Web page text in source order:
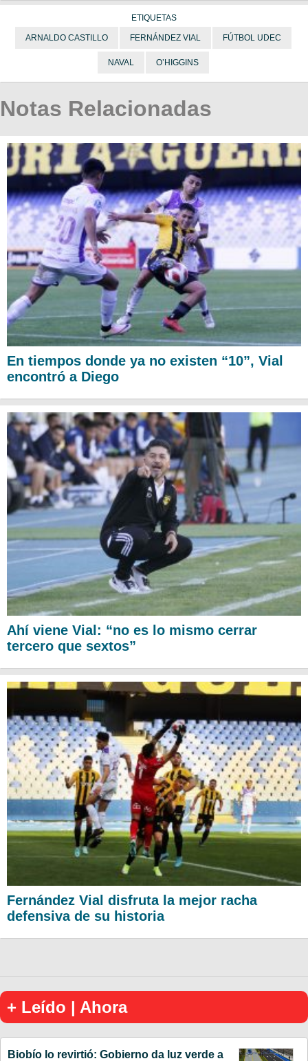
ETIQUETAS
ARNALDO CASTILLO FERNÁNDEZ VIAL FÚTBOL UDEC
NAVAL O’HIGGINS
Notas Relacionadas
En tiempos donde ya no existen “10”, Vial
encontró a Diego
Ahí viene Vial: “no es lo mismo cerrar
tercero que sextos”
Fernández Vial disfruta la mejor racha
defensiva de su historia
+ Leído | Ahora
Biobío lo revirtió: Gobierno da luz verde a